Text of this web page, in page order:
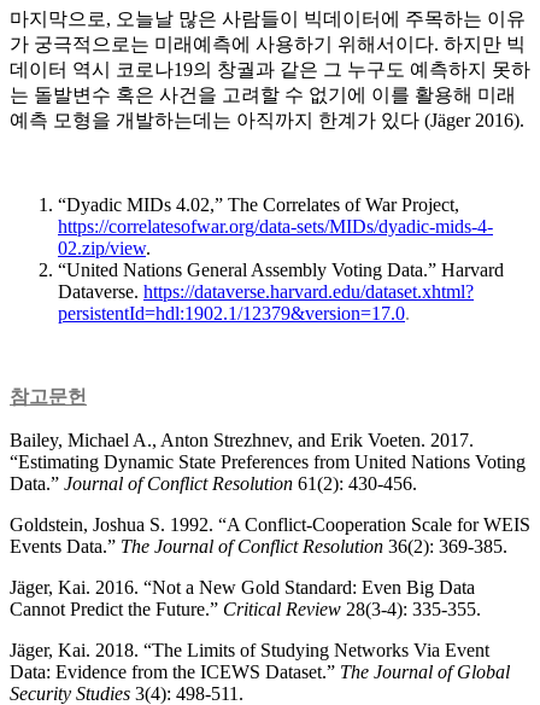
마지막으로, 오늘날 많은 사람들이 빅데이터에 주목하는 이유
가 궁극적으로는 미래예측에 사용하기 위해서이다. 하지만 빅
데이터 역시 코로나19의 창궐과 같은 그 누구도 예측하지 못하
는 돌발변수 혹은 사건을 고려할 수 없기에 이를 활용해 미래
예측 모형을 개발하는데는 아직까지 한계가 있다 (Jäger 2016).
“Dyadic MIDs 4.02,” The Correlates of War Project,
https://correlatesofwar.org/data-sets/MIDs/dyadic-mids-4-
02.zip/view.
“United Nations General Assembly Voting Data.” Harvard
Dataverse. https://dataverse.harvard.edu/dataset.xhtml?
persistentId=hdl:1902.1/12379&version=17.0.
참고문헌
Bailey, Michael A., Anton Strezhnev, and Erik Voeten. 2017.
“Estimating Dynamic State Preferences from United Nations Voting
Data.” Journal of Conflict Resolution 61(2): 430-456.
Goldstein, Joshua S. 1992. “A Conflict-Cooperation Scale for WEIS
Events Data.” The Journal of Conflict Resolution 36(2): 369-385.
Jäger, Kai. 2016. “Not a New Gold Standard: Even Big Data
Cannot Predict the Future.” Critical Review 28(3-4): 335-355.
Jäger, Kai. 2018. “The Limits of Studying Networks Via Event
Data: Evidence from the ICEWS Dataset.” The Journal of Global
Security Studies 3(4): 498-511.